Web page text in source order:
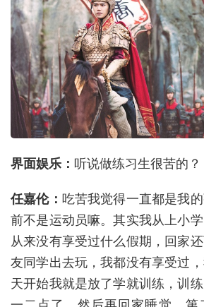
界面娱乐： 听说做练习生很苦的？
任嘉伦： 吃苦我觉得一直都是我
前不是运动员嘛。其实我从上小
从来没有享受过什么假期，回家
友同学出去玩，我都没有享受过
天开始我就是放了学就训练，训